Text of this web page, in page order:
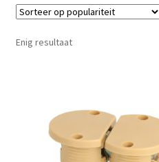
Herroepingsrecht
Neem contact op met
Scheepvaart
Enig resultaat